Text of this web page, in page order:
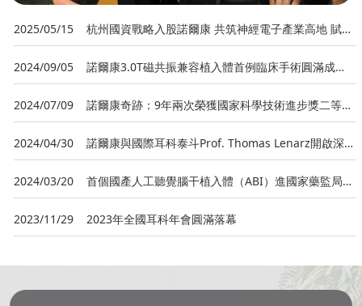
2025/05/15 杭州國資戰略入股諾爾康 共筑神經電子產業高地 賦能
助殘共富新篇章
2024/09/05 諾爾康3.0T磁共振兼容植入體首例臨床手術圓滿成
功！
2024/07/09 諾爾康奇跡：9年兩次榮獲國家科學技術進步獎二等
獎！
2024/04/30 諾爾康與國際耳科泰斗Prof. Thomas Lenarz開啟深度
合作新篇章！
2024/03/20 首個國產人工聽覺腦干植入體（ABI）進國家藥監局創
新器械審查！
2023/11/29 2023年全國耳科年會圓滿落幕